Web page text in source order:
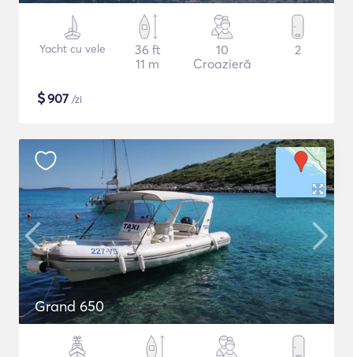
Yacht cu vele
36 ft
11 m
10
Croazieră
2
$907 /zi
Grand 650